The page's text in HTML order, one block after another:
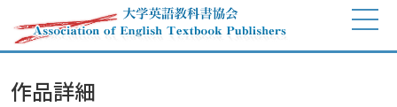
作品詳細